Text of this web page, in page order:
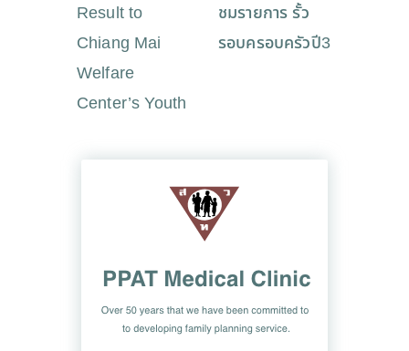
Result to
Chiang Mai
Welfare
Center’s Youth
ชมรายการ รั้ว
รอบครอบครัวปี3